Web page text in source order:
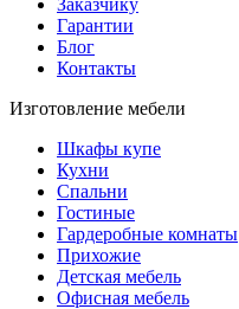
Заказчику
Гарантии
Блог
Контакты
Изготовление мебели
Шкафы купе
Кухни
Спальни
Гостиные
Гардеробные комнаты
Прихожие
Детская мебель
Офисная мебель